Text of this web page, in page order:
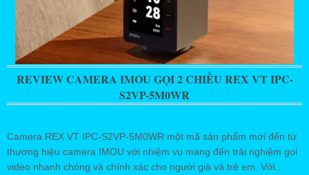
REVIEW CAMERA IMOU GỌI 2 CHIỀU REX VT IPC-
S2VP-5M0WR
Camera REX VT IPC-S2VP-5M0WR một mã sản phẩm mới đến từ
thương hiệu camera IMOU với nhiệm vụ mang đến trải nghiệm gọi
video nhanh chóng và chính xác cho người già và trẻ em. Với...